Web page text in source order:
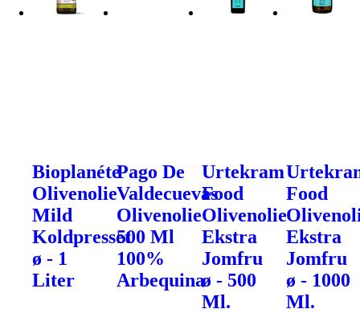
Bioplanéte
Olivenolie
Mild
Koldpresset
ø - 1
Liter
Pago De
Valdecuevas
Olivenolie
500 Ml
100%
Arbequina
Urtekram
Food
Olivenolie
Ekstra
Jomfru
ø - 500
Ml.
Food
Ekstra
Jomfru
ø - 1000
Ml.